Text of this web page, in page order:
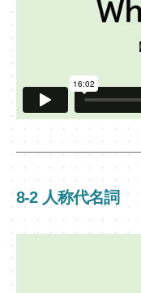
8-2 人称代名詞